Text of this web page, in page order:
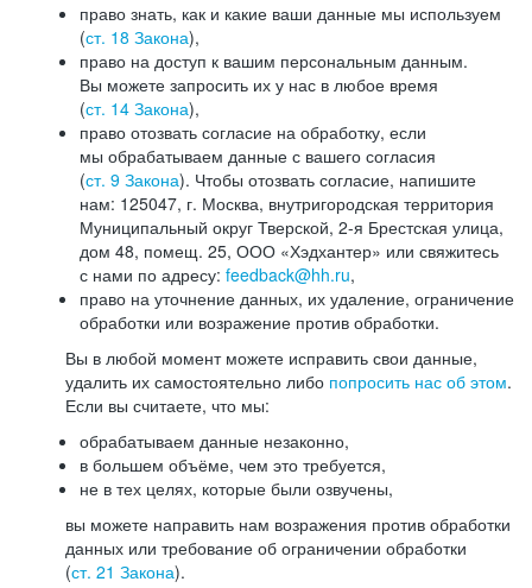
право знать, как и какие ваши данные мы используем
(ст. 18 Закона),
право на доступ к вашим персональным данным.
Вы можете запросить их у нас в любое время
(ст. 14 Закона),
право отозвать согласие на обработку, если
мы обрабатываем данные с вашего согласия
(ст. 9 Закона). Чтобы отозвать согласие, напишите
нам: 125047, г. Москва, внутригородская территория
Муниципальный округ Тверской, 2-я Брестская улица,
дом 48, помещ. 25, ООО «Хэдхантер» или свяжитесь
с нами по адресу: feedback@hh.ru,
право на уточнение данных, их удаление, ограничение
обработки или возражение против обработки.
Вы в любой момент можете исправить свои данные,
удалить их самостоятельно либо попросить нас об этом.
Если вы считаете, что мы:
обрабатываем данные незаконно,
в большем объёме, чем это требуется,
не в тех целях, которые были озвучены,
вы можете направить нам возражения против обработки
данных или требование об ограничении обработки
(ст. 21 Закона).